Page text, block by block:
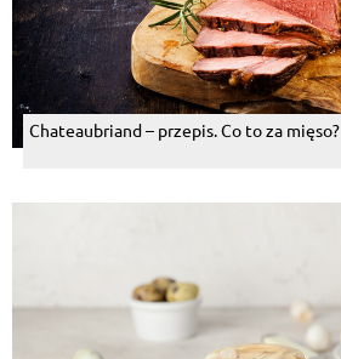
Chateaubriand – przepis. Co to za mięso?